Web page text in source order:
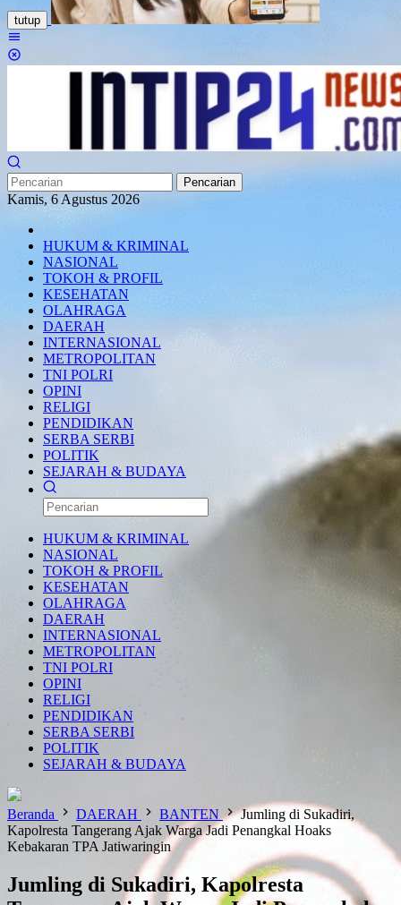
tutup
Pencarian
Kamis, 6 Agustus 2026
HUKUM & KRIMINAL
NASIONAL
TOKOH & PROFIL
KESEHATAN
OLAHRAGA
DAERAH
INTERNASIONAL
METROPOLITAN
TNI POLRI
OPINI
RELIGI
PENDIDIKAN
SERBA SERBI
POLITIK
SEJARAH & BUDAYA
HUKUM & KRIMINAL
NASIONAL
TOKOH & PROFIL
KESEHATAN
OLAHRAGA
DAERAH
INTERNASIONAL
METROPOLITAN
TNI POLRI
OPINI
RELIGI
PENDIDIKAN
SERBA SERBI
POLITIK
SEJARAH & BUDAYA
Beranda DAERAH BANTEN
Jumling di Sukadiri,
Kapolresta Tangerang Ajak Warga Jadi Penangkal Hoaks
Kebakaran TPA Jatiwaringin
Jumling di Sukadiri, Kapolresta